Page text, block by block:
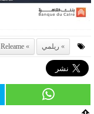
ريلمي Releame